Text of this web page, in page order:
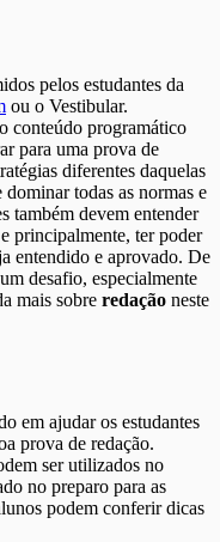
pelos estudantes da
ou o Vestibular.
conteúdo programático
para uma prova de
diferentes daquelas
todas as normas e
também devem entender
principalmente, ter poder
entendido e aprovado. De
desafio, especialmente
mais sobre redação neste
em ajudar os estudantes
prova de redação.
ser utilizados no
no preparo para as
podem conferir dicas